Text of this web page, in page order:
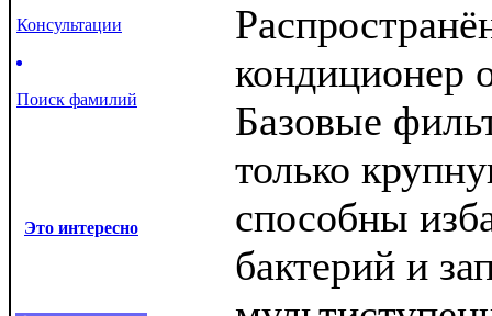
Консультации
Поиск фамилий
Это интересно
кондиционер
Базовые
только
способны
бактерий и